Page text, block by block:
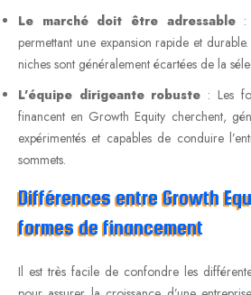
Le marché doit être adressable:
permettant une expansion rapide et
niches sont généralement écartées de la
L’équipe dirigeante robuste : Les
financent en Growth Equity cherchent,
expérimentés et capables de conduire
sommets.
Différences entre Growth
formes de financement
Il est très facile de confondre les